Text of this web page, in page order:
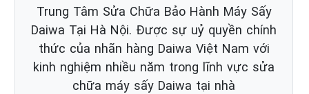
Trung Tâm Sửa Chữa Bảo Hành Máy Sấy
Daiwa Tại Hà Nội. Được sự uỷ quyền chính
thức của nhãn hàng Daiwa Việt Nam với
kinh nghiệm nhiều năm trong lĩnh vực sửa
chữa máy sấy Daiwa tại nhà